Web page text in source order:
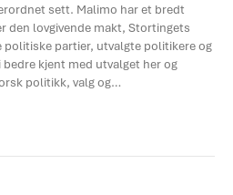
sett. Malimo har et bredt
den lovgivende makt, Stortingets
partier, utvalgte politikere og
kjent med utvalget her og
politikk, valg og…